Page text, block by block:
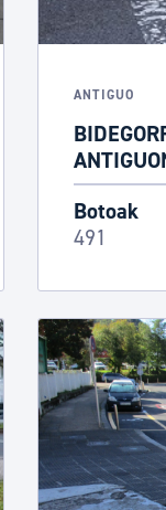
ANTIGUO
Botoak
491